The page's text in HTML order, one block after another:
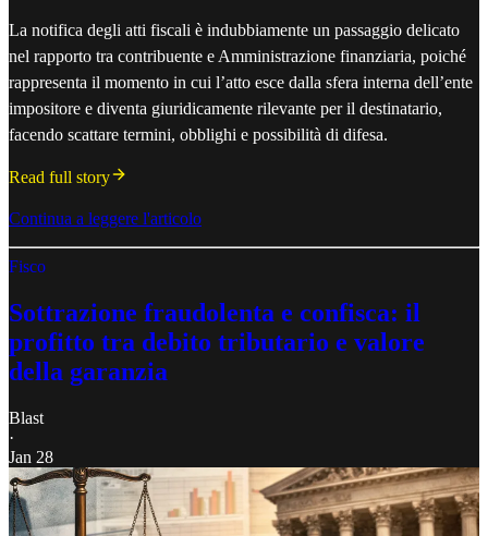
La notifica degli atti fiscali è indubbiamente un passaggio delicato
nel rapporto tra contribuente e Amministrazione finanziaria, poiché
rappresenta il momento in cui l’atto esce dalla sfera interna dell’ente
impositore e diventa giuridicamente rilevante per il destinatario,
facendo scattare termini, obblighi e possibilità di difesa.
Read full story
Continua a leggere l'articolo
Fisco
Sottrazione fraudolenta e confisca: il
profitto tra debito tributario e valore
della garanzia
Blast
·
Jan 28